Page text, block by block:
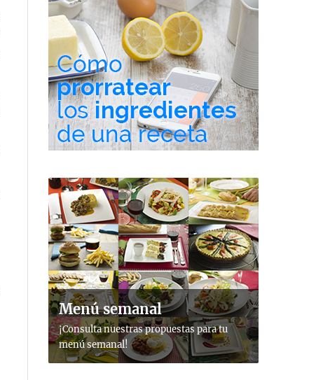
Menú semanal
¡Consulta nuestras propuestas para tu
menú semanal!